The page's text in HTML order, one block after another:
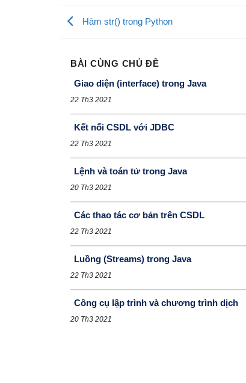
Hàm str() trong Python
BÀI CÙNG CHỦ ĐỀ
Giao diện (interface) trong Java
22 Th3 2021
Kết nối CSDL với JDBC
22 Th3 2021
Lệnh và toán tử trong Java
20 Th3 2021
Các thao tác cơ bản trên CSDL
22 Th3 2021
Luồng (Streams) trong Java
22 Th3 2021
Công cụ lập trình và chương trình dịch
20 Th3 2021